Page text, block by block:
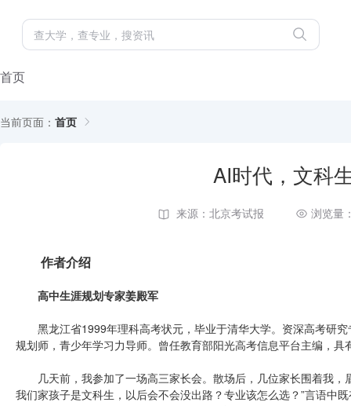
首页
当前页面： 首页
AI时代，文科
来源：北京考试报 浏览量
作者介绍
高中生涯规划专家姜殿军
黑龙江省1999年理科高考状元，毕业于清华大学。资深高考研究
规划师，青少年学习力导师。曾任教育部阳光高考信息平台主编，具
几天前，我参加了一场高三家长会。散场后，几位家长围着我，
我们家孩子是文科生，以后会不会没出路？专业该怎么选？”言语中